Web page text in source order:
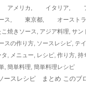
メリカ , イタリア, フ
ス, 東京都, オーストラ
こ焼きソース, アジア料理, サン
スの作り方, ソースレシピ, テ
, メニュー, レシピ, 作り方, 持
, 簡単料理, 簡単料理レシピ
ースレシピ まとめ このブ